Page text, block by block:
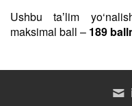
Ushbu taʼlim
maksimal ball – 189